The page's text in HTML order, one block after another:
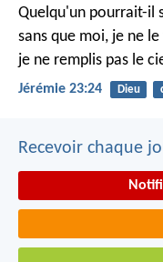
Quelqu'un pourrait-il
sans que moi, je ne
je ne remplis pas le
Jérémie 23:24 Dieu
Recevoir chaque